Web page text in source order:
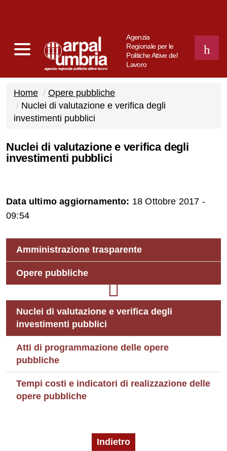
Agenzia
Regionale per le
Politiche Attive del
Lavoro
CERCA
Home
Opere pubbliche
Nuclei di valutazione e verifica degli
investimenti pubblici
Nuclei di valutazione e verifica degli
investimenti pubblici
Data ultimo aggiornamento: 18 Ottobre 2017 -
09:54
Amministrazione trasparente
Opere pubbliche
Nuclei di valutazione e verifica degli
investimenti pubblici
Atti di programmazione delle opere
pubbliche
Tempi costi e indicatori di realizzazione delle
opere pubbliche
Indietro